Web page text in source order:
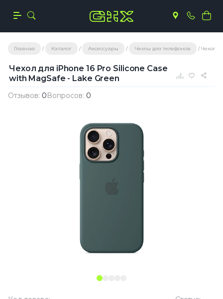
Главная Каталог Аксессуары Чехлы для телефонов Чехол
Чехол для iPhone 16 Pro Silicone Case
with MagSafe - Lake Green
Отзывов: 0Вопросов: 0